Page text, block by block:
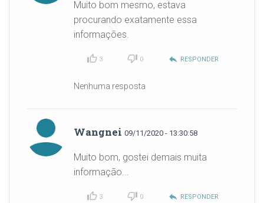
Muito bom mesmo, estava
procurando exatamente essa
informações.
reply RESPONDER
0
3
Nenhuma resposta
Wangnei 09/11/2020 - 13:30:58
Muito bom, gostei demais muita
informação...
reply RESPONDER
0
3